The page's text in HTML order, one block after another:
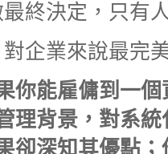
終決定，只有
對企業來說最完
你能雇傭到一
理背景，對系
卻深知其優點